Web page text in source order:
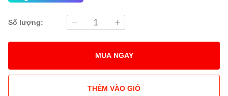
Số lượng:
MUA NGAY
THÊM VÀO GIỎ